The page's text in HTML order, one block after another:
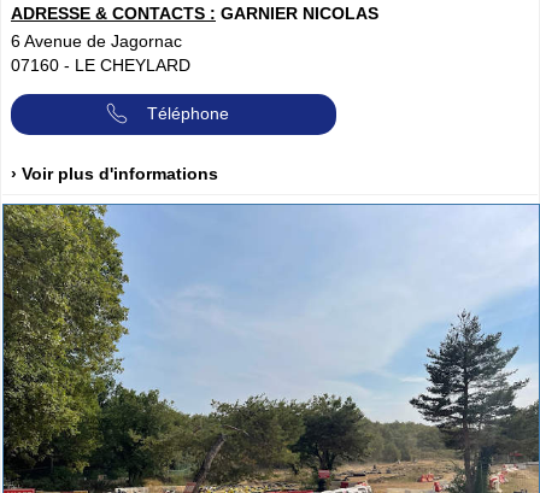
ADRESSE & CONTACTS : GARNIER NICOLAS
6 Avenue de Jagornac
07160 - LE CHEYLARD
Téléphone
› Voir plus d'informations